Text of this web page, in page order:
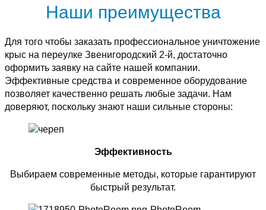
Наши преимущества
Для того чтобы заказать профессиональное уничтожение
крыс на переулке Звенигородский 2-й, достаточно
оформить заявку на сайте нашей компании.
Эффективные средства и современное оборудование
позволяет качественно решать любые задачи. Нам
доверяют, поскольку знают наши сильные стороны:
Эффективность
Выбираем современные методы, которые гарантируют
быстрый результат.